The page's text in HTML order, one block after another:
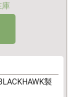
庫
製